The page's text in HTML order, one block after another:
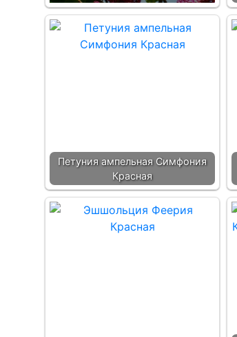
Петуния ампельная Симфония
Красная